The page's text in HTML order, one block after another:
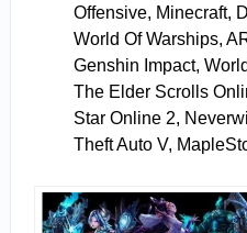
Offensive, Minecraft,
World Of Warships,
Genshin Impact,
The Elder Scrolls
Star Online 2,
Theft Auto V,